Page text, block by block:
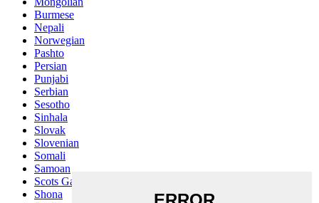
Burmese
Nepali
Norwegian
Pashto
Persian
Punjabi
Serbian
Sesotho
Sinhala
Slovak
Slovenian
Somali
Samoan
Scots Gaelic
Shona